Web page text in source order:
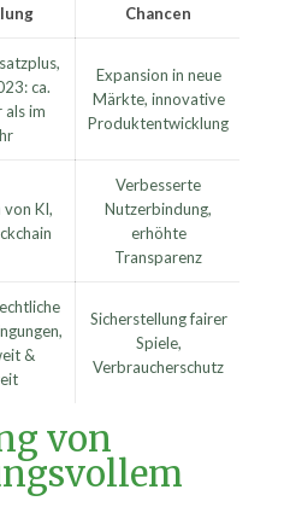
Chancen
ca.
als im
Expansion in neue
Märkte, innovative
Produktentwicklung
KI,
Verbesserte
Nutzerbindung,
erhöhte
Transparenz
&
Sicherstellung fairer
Spiele,
Verbraucherschutz
von